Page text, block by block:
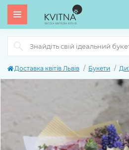
Доставка квітів Львів Букети